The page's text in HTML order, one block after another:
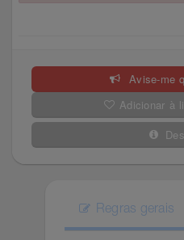
Cozinha
Extra
Individual
Avise-me
Adicionar à
Regras gerais